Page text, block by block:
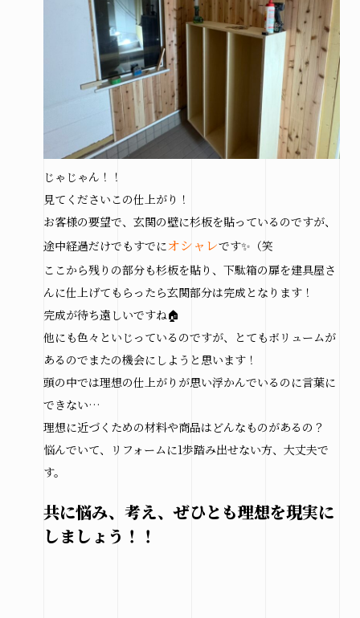
じゃじゃん！！
見てくださいこの仕上がり！
お客様の要望で、玄関の壁に杉板を貼っているのですが、
途中経過だけでもすでにオシャレです✨（笑
ここから残りの部分も杉板を貼り、下駄箱の扉を建具屋さ
んに仕上げてもらったら玄関部分は完成となります！
完成が待ち遠しいですね🏠
他にも色々といじっているのですが、とてもボリュームが
あるのでまたの機会にしようと思います！
頭の中では理想の仕上がりが思い浮かんでいるのに言葉に
できない…
理想に近づくための材料や商品はどんなものがあるの？
悩んでいて、リフォームに1歩踏み出せない方、大丈夫で
す。
共に悩み、考え、ぜひとも理想を現実に
しましょう！！